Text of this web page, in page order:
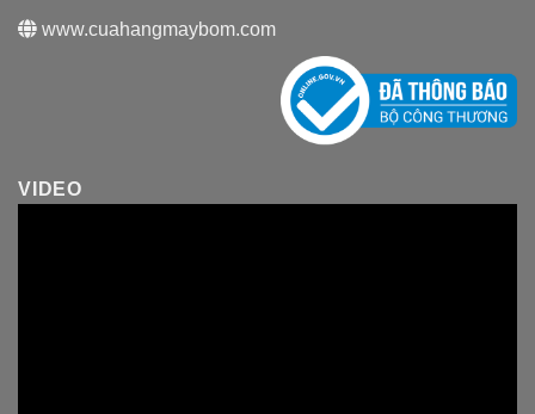
www.cuahangmaybom.com
VIDEO